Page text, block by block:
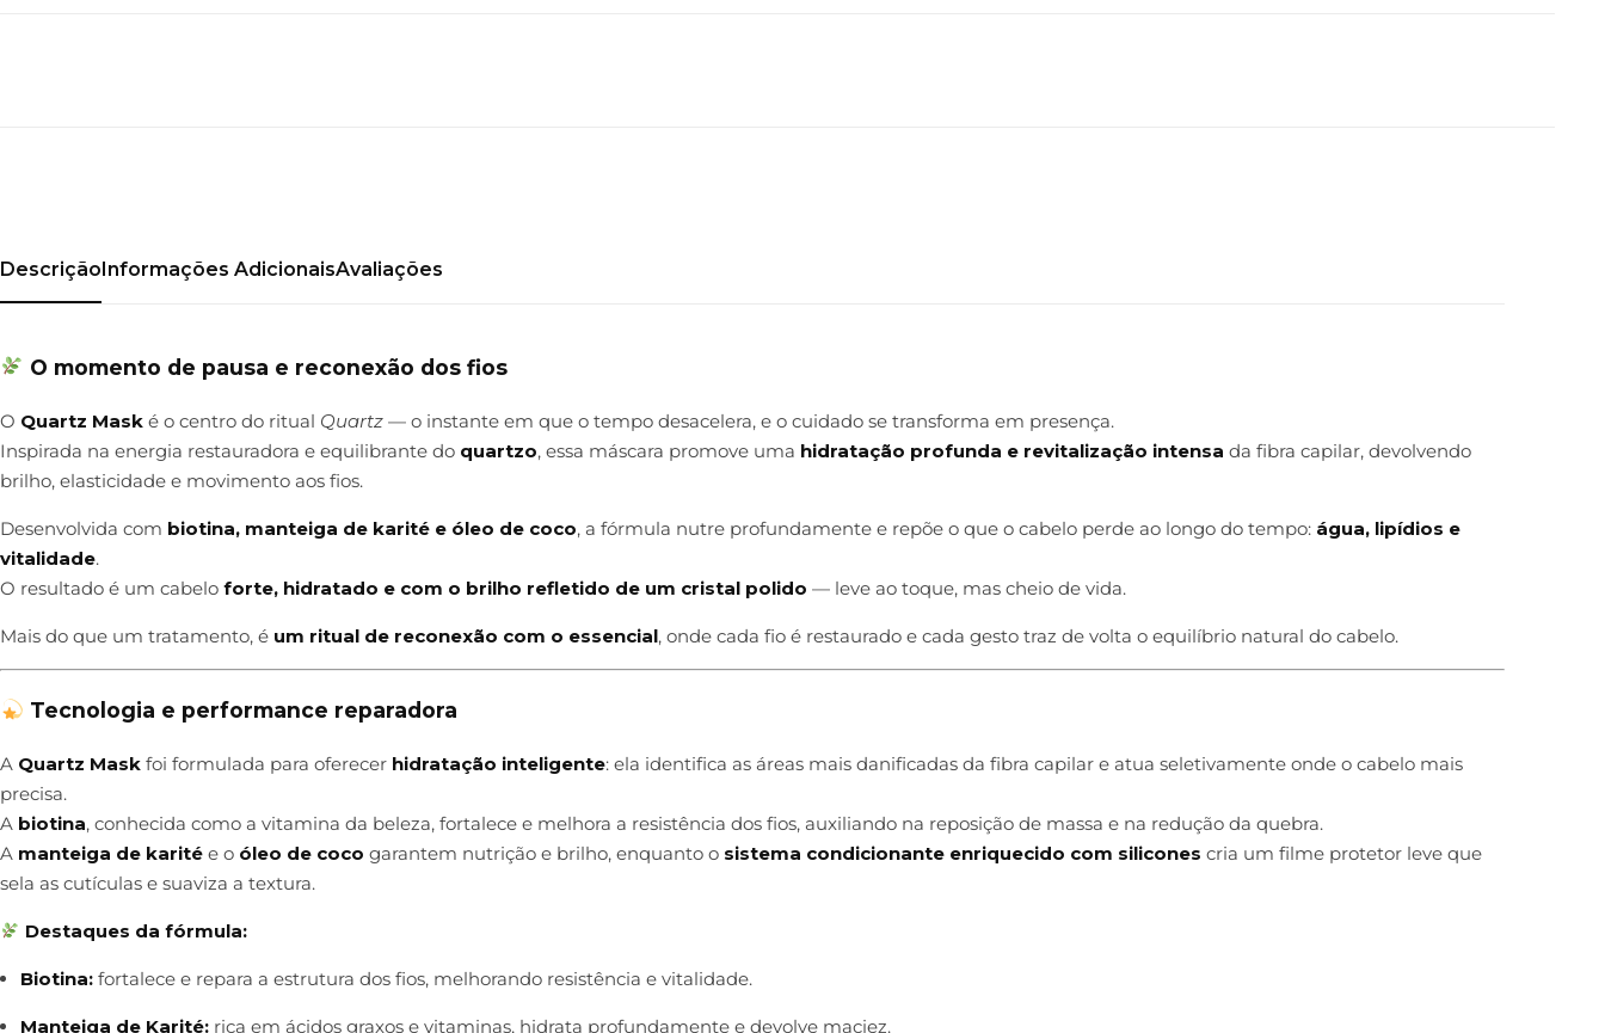
DescriçãoInformações AdicionaisAvaliações
O momento de pausa e reconexão dos fios
O Quartz Mask é o centro do ritual Quartz — o instante em que o tempo desacelera, e o cuidado se transforma em presença.
Inspirada na energia restauradora e equilibrante do quartzo, essa máscara promove uma hidratação profunda e revitalização intensa da fibra capilar, devolvendo
brilho, elasticidade e movimento aos fios.
Desenvolvida com biotina, manteiga de karité e óleo de coco, a fórmula nutre profundamente e repõe o que o cabelo perde ao longo do tempo: água, lipídios e
vitalidade.
O resultado é um cabelo forte, hidratado e com o brilho refletido de um cristal polido — leve ao toque, mas cheio de vida.
Mais do que um tratamento, é um ritual de reconexão com o essencial, onde cada fio é restaurado e cada gesto traz de volta o equilíbrio natural do cabelo.
Tecnologia e performance reparadora
A Quartz Mask foi formulada para oferecer hidratação inteligente: ela identifica as áreas mais danificadas da fibra capilar e atua seletivamente onde o cabelo mais
precisa.
A biotina, conhecida como a vitamina da beleza, fortalece e melhora a resistência dos fios, auxiliando na reposição de massa e na redução da quebra.
A manteiga de karité e o óleo de coco garantem nutrição e brilho, enquanto o sistema condicionante enriquecido com silicones cria um filme protetor leve que
sela as cutículas e suaviza a textura.
Destaques da fórmula:
Biotina: fortalece e repara a estrutura dos fios, melhorando resistência e vitalidade.
Manteiga de Karité: rica em ácidos graxos e vitaminas, hidrata profundamente e devolve maciez.